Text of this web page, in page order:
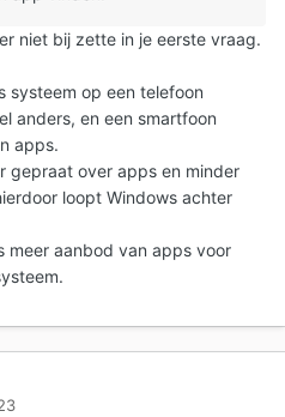
niet bij zette in je eerste vraag.
systeem op een telefoon
anders, en een smartfoon
apps.
gepraat over apps en minder
loopt Windows achter
meer aanbod van apps voor